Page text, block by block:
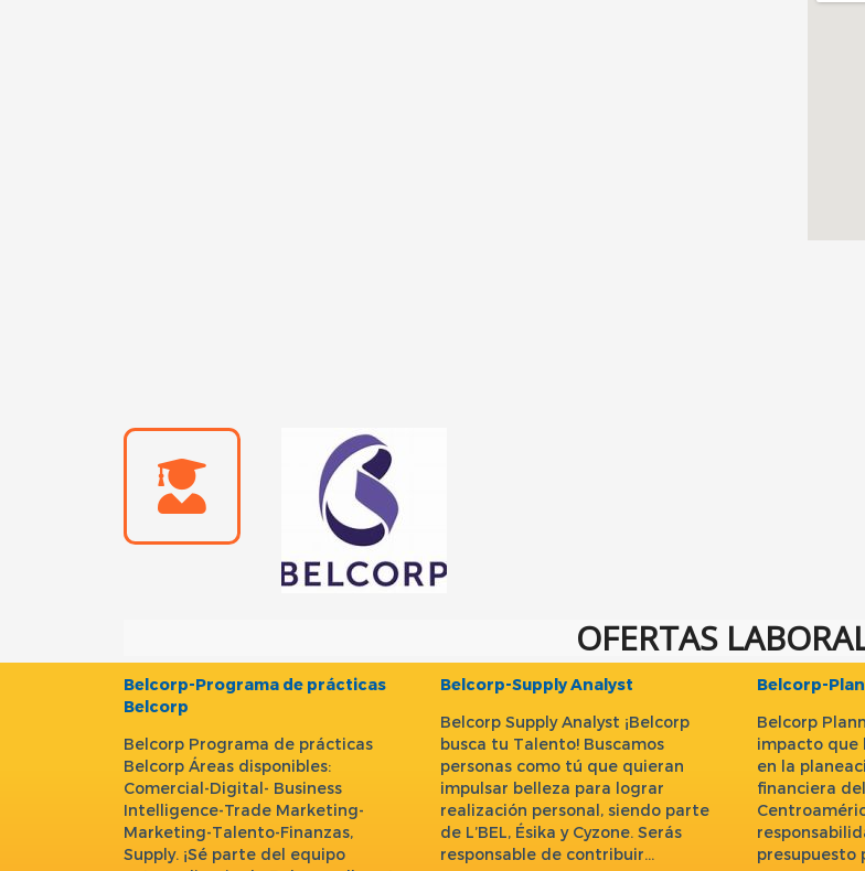
OFERTAS
Belcorp-Programa de prácticas
Belcorp
Belcorp Programa de prácticas
Belcorp Áreas disponibles:
Comercial-Digital- Business
Intelligence-Trade Marketing-
Marketing-Talento-Finanzas,
Supply. ¡Sé parte del equipo
Belcorp-Supply Analyst
Belcorp Supply Analyst ¡Belcorp
busca tu Talento! Buscamos
personas como tú que quieran
impulsar belleza para lograr
realización personal, siendo parte
de L’BEL, Ésika y Cyzone. Serás
responsable de contribuir…
Belcorp-
Belcorp
impacto que
en la
financiera
presupuesto